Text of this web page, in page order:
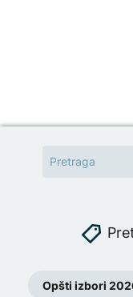
Opšti izbori